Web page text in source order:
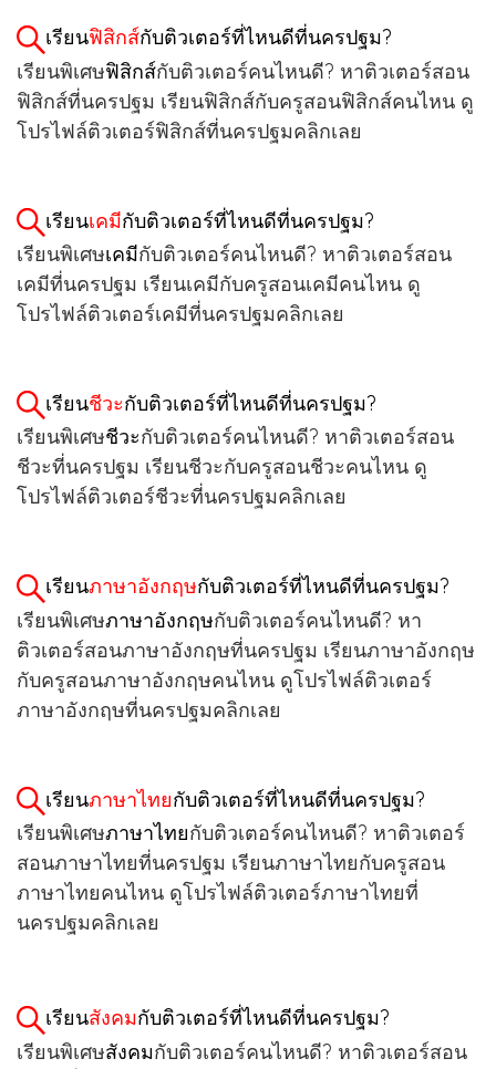
เรียนฟิสิกส์กับติวเตอร์ที่ไหนดีที่นครปฐม?
เรียนพิเศษฟิสิกส์กับติวเตอร์คนไหนดี? หาติวเตอร์สอน
ฟิสิกส์ที่นครปฐม เรียนฟิสิกส์กับครูสอนฟิสิกส์คนไหน ดู
โปรไฟล์ติวเตอร์ฟิสิกส์ที่นครปฐมคลิกเลย
เรียนเคมีกับติวเตอร์ที่ไหนดีที่นครปฐม?
เรียนพิเศษเคมีกับติวเตอร์คนไหนดี? หาติวเตอร์สอน
เคมีที่นครปฐม เรียนเคมีกับครูสอนเคมีคนไหน ดู
โปรไฟล์ติวเตอร์เคมีที่นครปฐมคลิกเลย
เรียนชีวะกับติวเตอร์ที่ไหนดีที่นครปฐม?
เรียนพิเศษชีวะกับติวเตอร์คนไหนดี? หาติวเตอร์สอน
ชีวะที่นครปฐม เรียนชีวะกับครูสอนชีวะคนไหน ดู
โปรไฟล์ติวเตอร์ชีวะที่นครปฐมคลิกเลย
เรียนภาษาอังกฤษกับติวเตอร์ที่ไหนดีที่นครปฐม?
เรียนพิเศษภาษาอังกฤษกับติวเตอร์คนไหนดี? หา
ติวเตอร์สอนภาษาอังกฤษที่นครปฐม เรียนภาษาอังกฤษ
กับครูสอนภาษาอังกฤษคนไหน ดูโปรไฟล์ติวเตอร์
ภาษาอังกฤษที่นครปฐมคลิกเลย
เรียนภาษาไทยกับติวเตอร์ที่ไหนดีที่นครปฐม?
เรียนพิเศษภาษาไทยกับติวเตอร์คนไหนดี? หาติวเตอร์
สอนภาษาไทยที่นครปฐม เรียนภาษาไทยกับครูสอน
ภาษาไทยคนไหน ดูโปรไฟล์ติวเตอร์ภาษาไทยที่
นครปฐมคลิกเลย
เรียนสังคมกับติวเตอร์ที่ไหนดีที่นครปฐม?
เรียนพิเศษสังคมกับติวเตอร์คนไหนดี? หาติวเตอร์สอน